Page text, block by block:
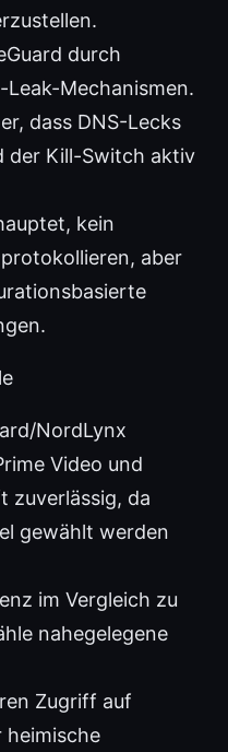
durch
Mechanismen.
dass DNS-Lecks
der Kill-Switch aktiv
kein
aber
NordLynx
Video und
zuverlässig, da
gewählt werden
im Vergleich zu
nahegelegene
Zugriff auf
heimische